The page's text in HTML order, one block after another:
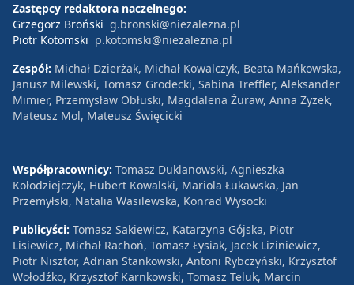
Zastępcy redaktora naczelnego:
Grzegorz Broński g.bronski@niezalezna.pl
Piotr Kotomski p.kotomski@niezalezna.pl
Zespół: Michał Dzierżak, Michał Kowalczyk, Beata Mańkowska,
Janusz Milewski, Tomasz Grodecki, Sabina Treffler, Aleksander
Mimier, Przemysław Obłuski, Magdalena Żuraw, Anna Zyzek,
Mateusz Mol, Mateusz Święcicki
Współpracownicy: Tomasz Duklanowski, Agnieszka
Kołodziejczyk, Hubert Kowalski, Mariola Łukawska, Jan
Przemyłski, Natalia Wasilewska, Konrad Wysocki
Publicyści: Tomasz Sakiewicz, Katarzyna Gójska, Piotr
Lisiewicz, Michał Rachoń, Tomasz Łysiak, Jacek Liziniewicz,
Piotr Nisztor, Adrian Stankowski, Antoni Rybczyński, Krzysztof
Wołodźko, Krzysztof Karnkowski, Tomasz Teluk, Marcin